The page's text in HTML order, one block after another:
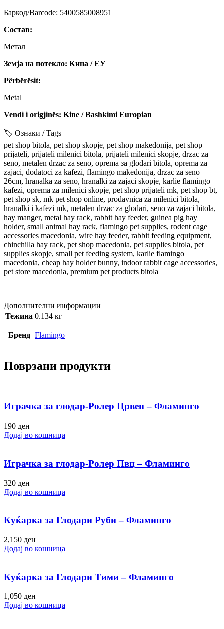
Баркод/Barcode: 5400585008951
Состав:
Метал
Земја на потекло: Кина / ЕУ
Përbërësit:
Metal
Vendi i origjinës: Kine / Bashkimi Europian
🏷️ Ознаки / Tags
pet shop bitola, pet shop skopje, pet shop makedonija, pet shop
prijateli, prijateli milenici bitola, prijateli milenici skopje, drzac za
seno, metalen drzac za seno, oprema за glodari bitola, oprema za
zajaci, dodatoci za kafezi, flamingo makedonija, drzac za seno
26cm, hranalka za seno, hranalki za zajaci skopje, karlie flamingo
kafezi, oprema za milenici skopje, pet shop prijateli mk, pet shop bt,
pet shop sk, mk pet shop online, prodavnica za milenici bitola,
hranalki i kafezi mk, metalen drzac za glodari, seno za zajaci bitola,
hay manger, metal hay rack, rabbit hay feeder, guinea pig hay
holder, small animal hay rack, flamingo pet supplies, rodent cage
accessories macedonia, wire hay feeder, rabbit feeding equipment,
chinchilla hay rack, pet shop macedonia, pet supplies bitola, pet
supplies skopje, small pet feeding system, karlie flamingo
macedonia, cheap hay holder bunny, indoor rabbit cage accessories,
pet store macedonia, premium pet products bitola
Дополнителни информации
Тежина 0.134 кг
Бренд Flamingo
Поврзани продукти
Играчка за глодар-Ролер Црвен – Фламинго
190 ден
Додај во кошница
Играчка за глодар-Ролер Пвц – Фламинго
320 ден
Додај во кошница
Куќарка за Глодари Руби – Фламинго
2,150 ден
Додај во кошница
Куќарка за Глодари Тими – Фламинго
1,050 ден
Додај во кошница